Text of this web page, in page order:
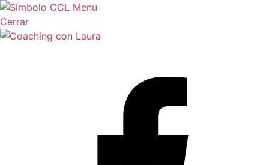
Menu
Cerrar